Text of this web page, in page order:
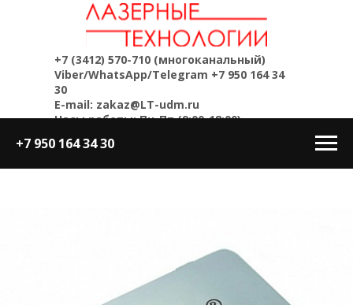
+7 (3412) 570-710 (многоканальный)
Viber/WhatsApp/Telegram +7 950 164 34
30
E-mail: zakaz@LT-udm.ru
Часы работы: Пн-Пт (9:00-18:00)
+7 950 164 34 30